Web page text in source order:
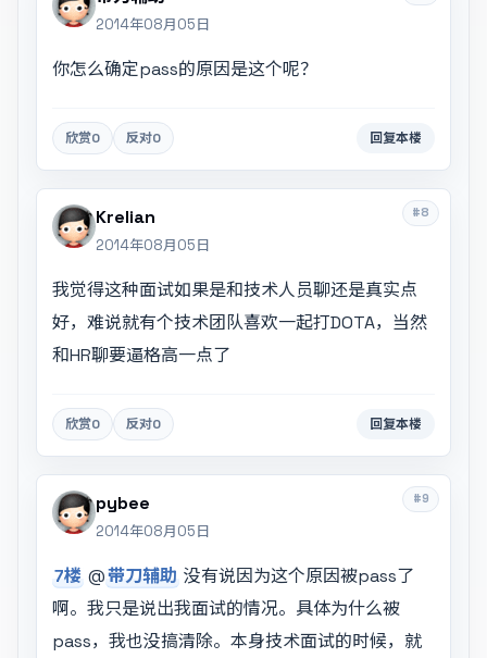
2014年08月05日
你怎么确定pass的原因是这个呢？
欣赏0 反对0 回复本楼
#8
Krelian
2014年08月05日
我觉得这种面试如果是和技术人员聊还是真实点
好，难说就有个技术团队喜欢一起打DOTA，当然
和HR聊要逼格高一点了
欣赏0 反对0 回复本楼
#9
pybee
2014年08月05日
7楼 @带刀辅助 没有说因为这个原因被pass了
啊。我只是说出我面试的情况。具体为什么被
pass，我也没搞清除。本身技术面试的时候，就